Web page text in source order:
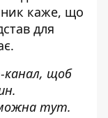
каже, що
для
канал, щоб
тут.